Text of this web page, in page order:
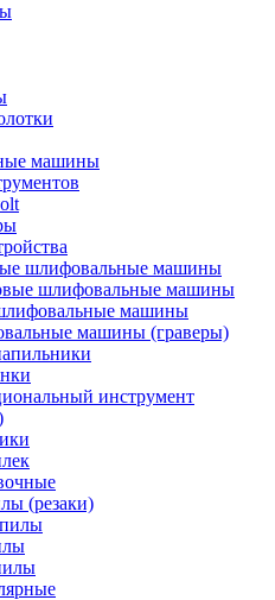
машины
шлифовальные машины
шлифовальные машины
машины
машины (граверы)
инструмент
(резаки)